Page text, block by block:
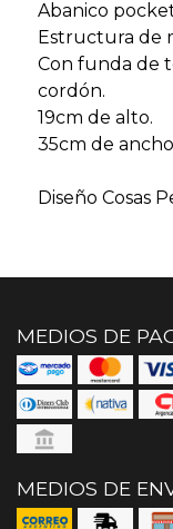
Abanico
Estructura de
Con funda de
cordón.
19cm de alto.
35cm de
Diseño Cosas
MEDIOS DE
MEDIOS DE